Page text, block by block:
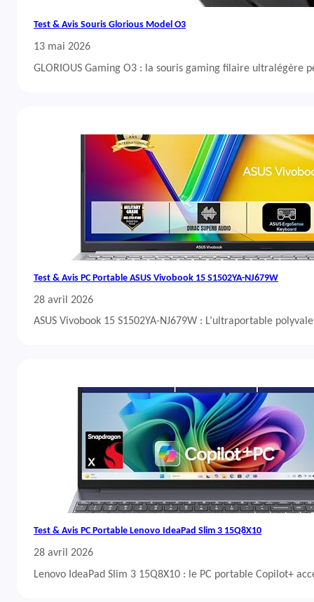
Test & Avis Souris Glorious Model O3
13 mai 2026
GLORIOUS Gaming O3 : la souris gaming filaire ultralégère
Test & Avis PC Portable ASUS Vivobook 15 S1502YA-NJ679W
28 avril 2026
ASUS Vivobook 15 S1502YA-NJ679W : L’ultraportable
Test & Avis PC Portable Lenovo IdeaPad Slim 3 15Q8X10
28 avril 2026
Lenovo IdeaPad Slim 3 15Q8X10 : le PC portable Copilot+